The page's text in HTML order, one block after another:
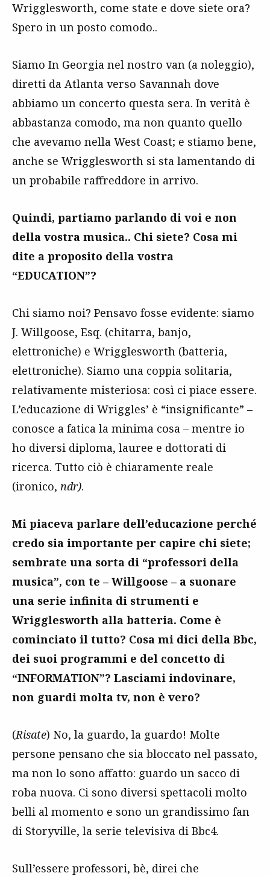
Wrigglesworth, come state e dove siete ora?
Spero in un posto comodo..
Siamo In Georgia nel nostro van (a noleggio),
diretti da Atlanta verso Savannah dove
abbiamo un concerto questa sera. In verità è
abbastanza comodo, ma non quanto quello
che avevamo nella West Coast; e stiamo bene,
anche se Wrigglesworth si sta lamentando di
un probabile raffreddore in arrivo.
Quindi, partiamo parlando di voi e non
della vostra musica.. Chi siete? Cosa mi
dite a proposito della vostra
“EDUCATION”?
Chi siamo noi? Pensavo fosse evidente: siamo
J. Willgoose, Esq. (chitarra, banjo,
elettroniche) e Wrigglesworth (batteria,
elettroniche). Siamo una coppia solitaria,
relativamente misteriosa: così ci piace essere.
L’educazione di Wriggles’ è “insignificante” –
conosce a fatica la minima cosa – mentre io
ho diversi diploma, lauree e dottorati di
ricerca. Tutto ciò è chiaramente reale
(ironico, ndr).
Mi piaceva parlare dell’educazione perché
credo sia importante per capire chi siete;
sembrate una sorta di “professori della
musica”, con te – Willgoose – a suonare
una serie infinita di strumenti e
Wrigglesworth alla batteria. Come è
cominciato il tutto? Cosa mi dici della Bbc,
dei suoi programmi e del concetto di
“INFORMATION”? Lasciami indovinare,
non guardi molta tv, non è vero?
(Risate) No, la guardo, la guardo! Molte
persone pensano che sia bloccato nel passato,
ma non lo sono affatto: guardo un sacco di
roba nuova. Ci sono diversi spettacoli molto
belli al momento e sono un grandissimo fan
di Storyville, la serie televisiva di Bbc4.
Sull’essere professori, bè, direi che